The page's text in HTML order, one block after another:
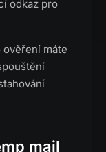
odkaz pro
ověření máte
mail